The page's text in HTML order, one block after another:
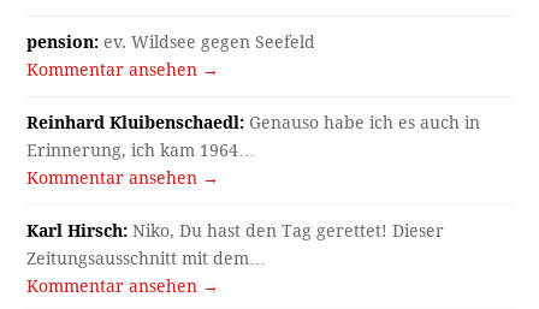
pension: ev. Wildsee gegen Seefeld
Kommentar ansehen →
Reinhard Kluibenschaedl: Genauso habe ich es auch in
Erinnerung, ich kam 1964…
Kommentar ansehen →
Karl Hirsch: Niko, Du hast den Tag gerettet! Dieser
Zeitungsausschnitt mit dem…
Kommentar ansehen →